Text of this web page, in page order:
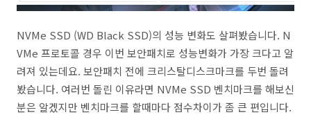
NVMe SSD (WD Black SSD)의 성능 변화도 살펴봤습니다. N
VMe 프로토콜 경우 이번 보안패치로 성능변화가 가장 크다고 알
려져 있는데요. 보안패치 전에 크리스탈디스크마크를 두번 돌려
봤습니다. 여러번 돌린 이유라면 NVMe SSD 벤치마크를 해보신
분은 알겠지만 벤치마크를 할때마다 점수차이가 좀 큰 편입니다.